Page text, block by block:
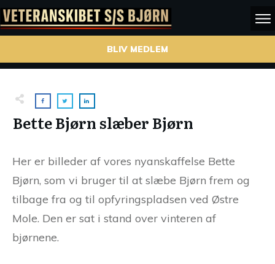
BLIV MEDLEM
Bette Bjørn slæber Bjørn
Her er billeder af vores nyanskaffelse Bette
Bjørn, som vi bruger til at slæbe Bjørn frem og
tilbage fra og til opfyringspladsen ved Østre
Mole. Den er sat i stand over vinteren af
bjørnene.